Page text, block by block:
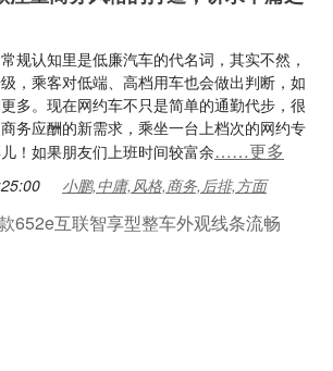
规认知里是低廉汽车的代名词，其实不然，
，乘客对低端、高档用车也会做出判断，如
多。现在网约车不只是简单的通勤代步，很
务应酬的新需求，乘坐一台上档次的网约专
！如果朋友们上班时间较富余……更多
小鹏,中庸,风格,商务,后排,方面